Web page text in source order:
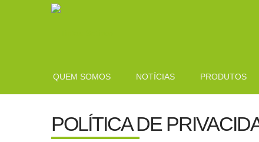
QUEM SOMOS NOTÍCIAS PRODUTOS
POLÍTICA DE